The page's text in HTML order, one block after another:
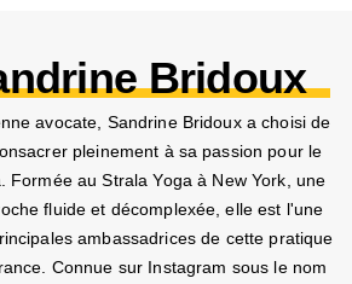
Bridoux
avocate, Sandrine Bridoux a choisi de
pleinement à sa passion pour le
Formée au Strala Yoga à New York, une
fluide et décomplexée, elle est l'une
ambassadrices de cette pratique
Connue sur Instagram sous le nom